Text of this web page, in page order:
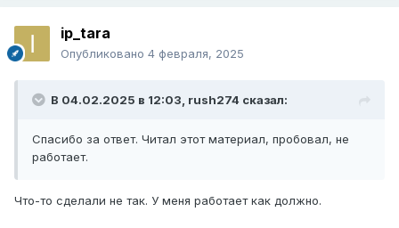
ip_tara
Опубликовано 4 февраля, 2025
В 04.02.2025 в 12:03, rush274 сказал:
Спасибо за ответ. Читал этот материал, пробовал, не
работает.
Что-то сделали не так. У меня работает как должно.